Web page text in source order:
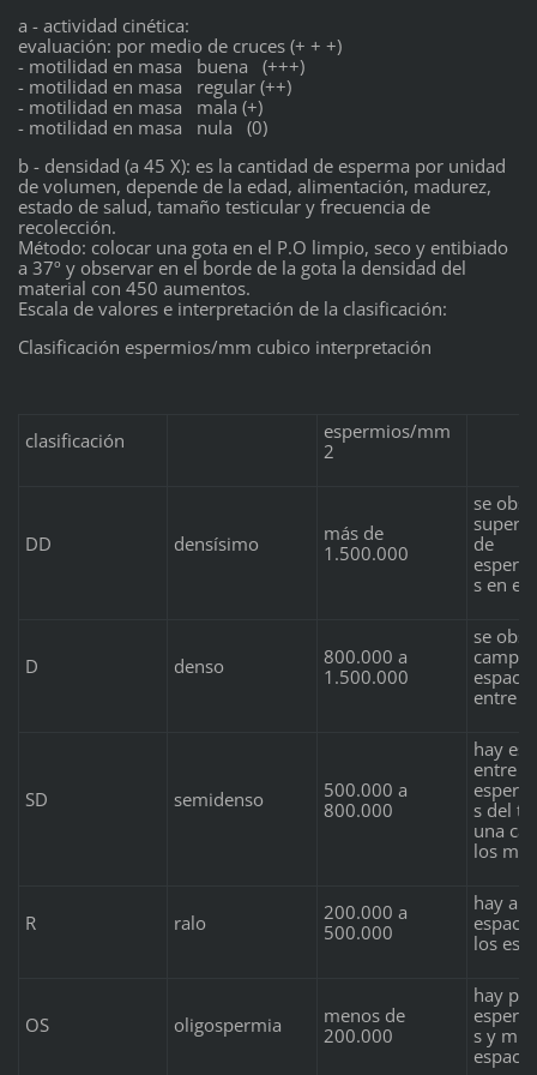
a - actividad cinética:
evaluación: por medio de cruces (+ + +)
- motilidad en masa buena (+++)
- motilidad en masa regular (++)
- motilidad en masa mala (+)
- motilidad en masa nula (0)
b - densidad (a 45 X): es la cantidad de esperma por unidad
de volumen, depende de la edad, alimentación, madurez,
estado de salud, tamaño testicular y frecuencia de
recolección.
Método: colocar una gota en el P.O limpio, seco y entibiado
a 37º y observar en el borde de la gota la densidad del
material con 450 aumentos.
Escala de valores e interpretación de la clasificación:
Clasificación espermios/mm cubico interpretación
clasificación
espermios/mm
2
DD densísimo
más de
1.500.000
se
de
s en el
D denso
800.000 a
1.500.000
se
campo
entre
SD semidenso
500.000 a
800.000
hay
entre
s del
una
los
R ralo
200.000 a
500.000
hay
los
OS oligospermia
menos de
200.000
hay
s y